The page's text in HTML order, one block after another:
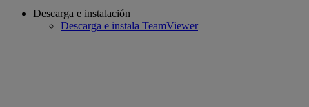
Descarga e instalación
Descarga e instala TeamViewer